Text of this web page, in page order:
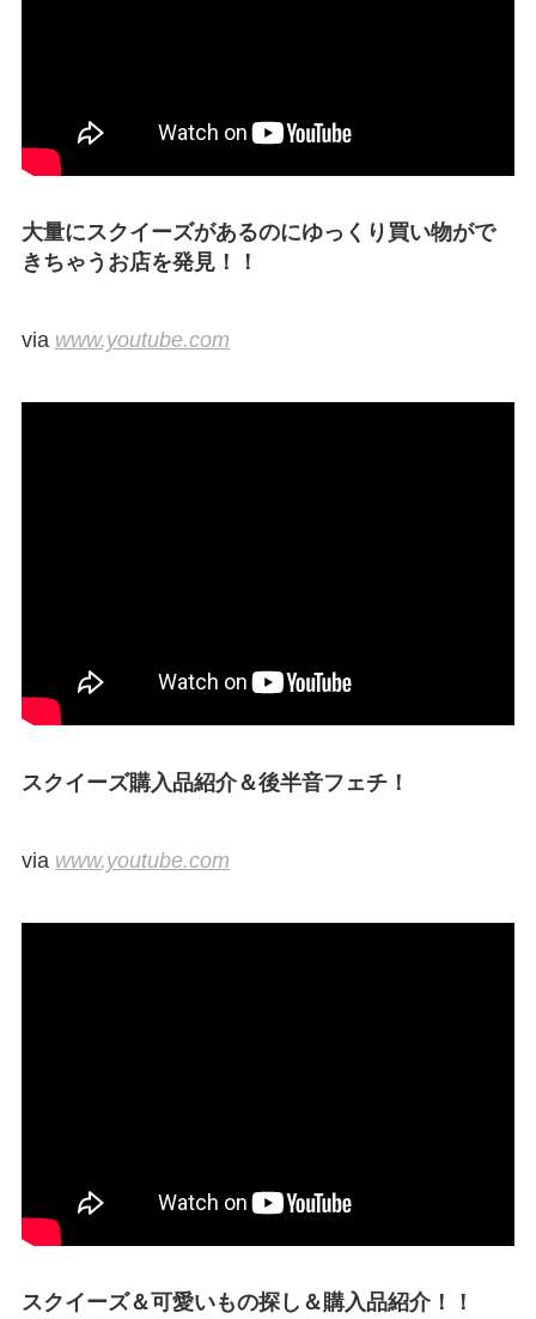
大量にスクイーズがあるのにゆっくり買い物がで
きちゃうお店を発見！！
via www.youtube.com
スクイーズ購入品紹介＆後半音フェチ！
via www.youtube.com
スクイーズ＆可愛いもの探し＆購入品紹介！！